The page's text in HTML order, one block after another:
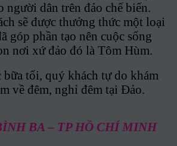
người dân trên đảo chế biến.
sẽ được thưởng thức một loại
góp phần tạo nên cuộc sống
nơi xứ đảo đó là Tôm Hùm.
tối, quý khách tự do khám
về đêm, nghỉ đêm tại Đảo.
BA – TP HỒ CHÍ MINH